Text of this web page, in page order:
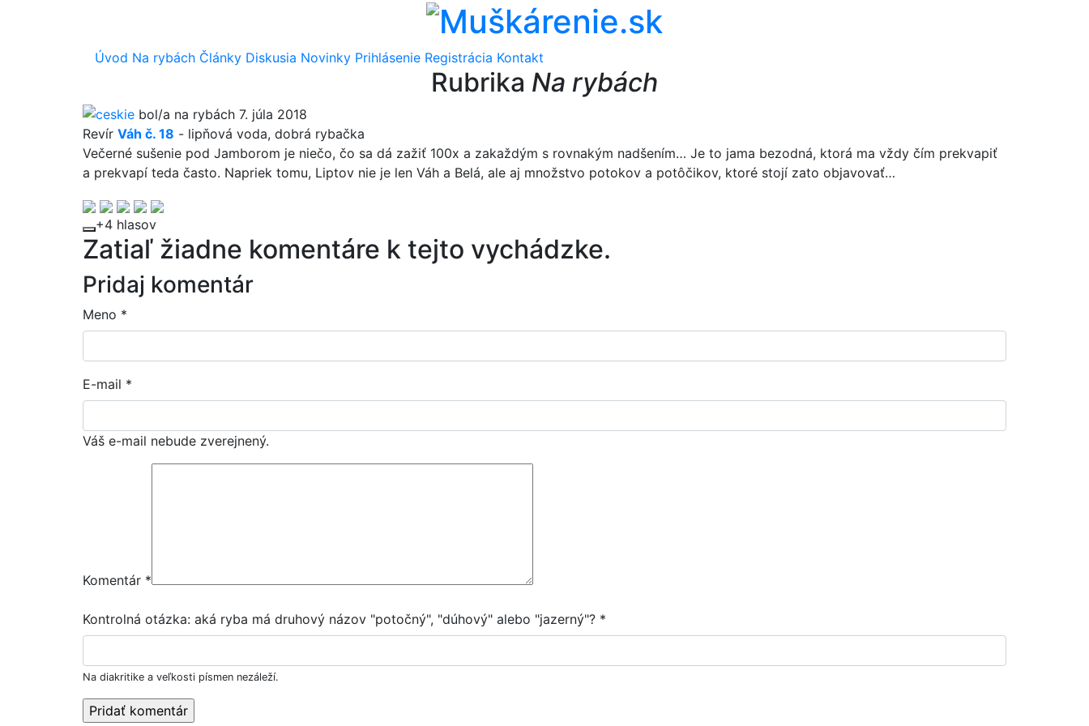
Úvod Na rybách Články Diskusia Novinky Prihlásenie Registrácia Kontakt
Rubrika Na rybách
ceskie bol/a na rybách 7. júla 2018
Revír Váh č. 18 - lipňová voda, dobrá rybačka
Večerné sušenie pod Jamborom je niečo, čo sa dá zažiť 100x a zakaždým s rovnakým nadšením… Je to jama bezodná, ktorá ma vždy čím prekvapiť
a prekvapí teda často. Napriek tomu, Liptov nie je len Váh a Belá, ale aj množstvo potokov a potôčikov, ktoré stojí zato objavovať…
+4 hlasov
Zatiaľ žiadne komentáre k tejto vychádzke.
Pridaj komentár
Meno *
E-mail *
Váš e-mail nebude zverejnený.
Komentár *
Kontrolná otázka: aká ryba má druhový názov "potočný", "dúhový" alebo "jazerný"? *
Na diakritike a veľkosti písmen nezáleží.